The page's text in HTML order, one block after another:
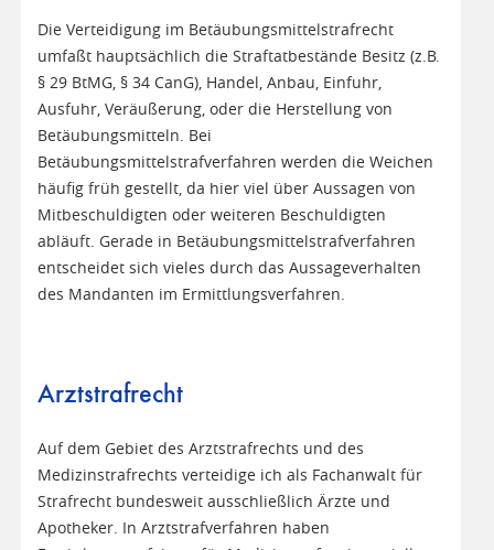
Die Verteidigung im Betäubungsmittelstrafrecht
umfaßt hauptsächlich die Straftatbestände Besitz (z.B.
§ 29 BtMG, § 34 CanG), Handel, Anbau, Einfuhr,
Ausfuhr, Veräußerung, oder die Herstellung von
Betäubungsmitteln. Bei
Betäubungsmittelstrafverfahren werden die Weichen
häufig früh gestellt, da hier viel über Aussagen von
Mitbeschuldigten oder weiteren Beschuldigten
abläuft. Gerade in Betäubungsmittelstrafverfahren
entscheidet sich vieles durch das Aussageverhalten
des Mandanten im Ermittlungsverfahren.
Arztstrafrecht
Auf dem Gebiet des Arztstrafrechts und des
Medizinstrafrechts verteidige ich als Fachanwalt für
Strafrecht bundesweit ausschließlich Ärzte und
Apotheker. In Arztstrafverfahren haben